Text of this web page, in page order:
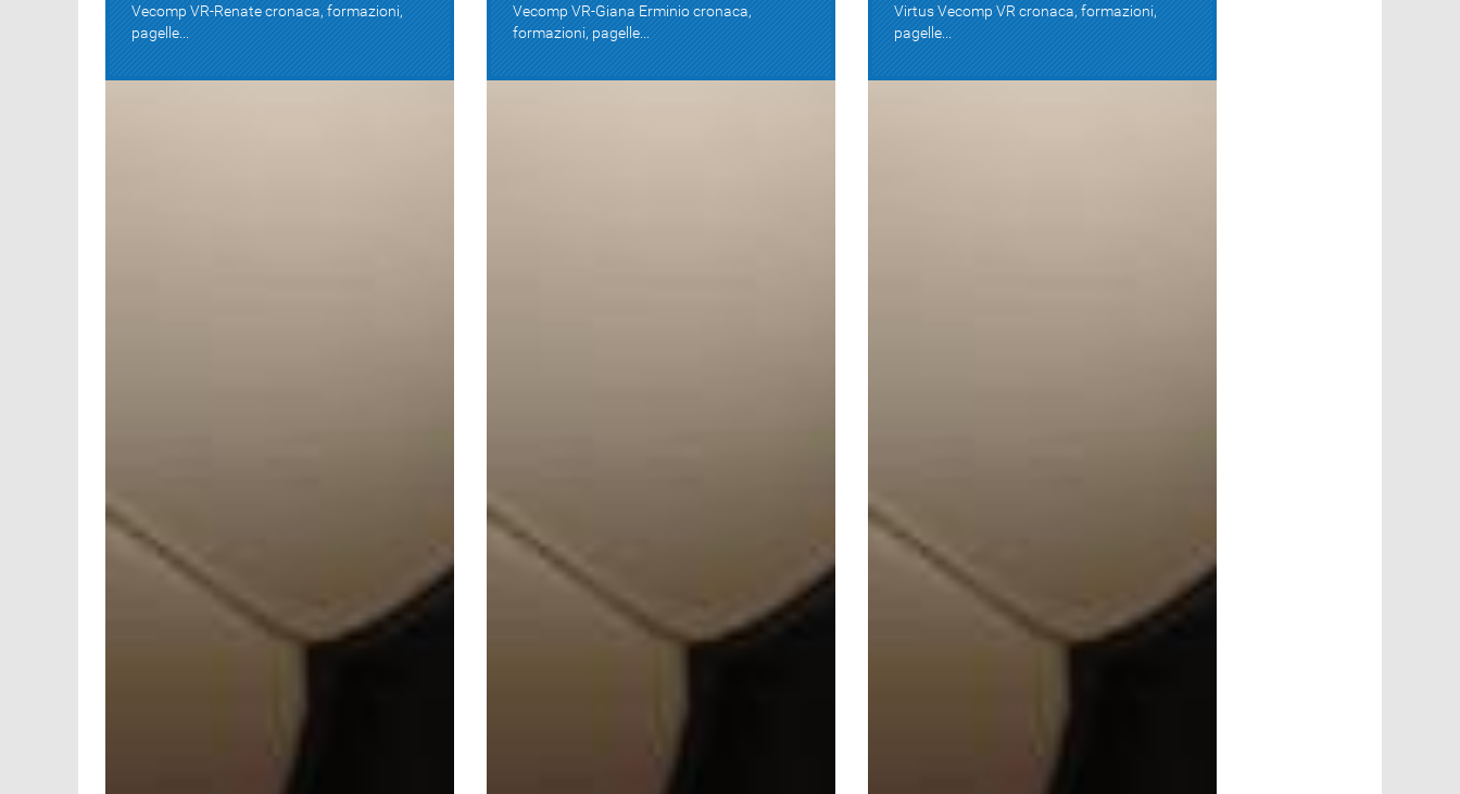
Vecomp VR-Renate cronaca, formazioni,
pagelle...
Vecomp VR-Giana Erminio cronaca,
formazioni, pagelle...
Virtus Vecomp VR cronaca, formazioni,
pagelle...